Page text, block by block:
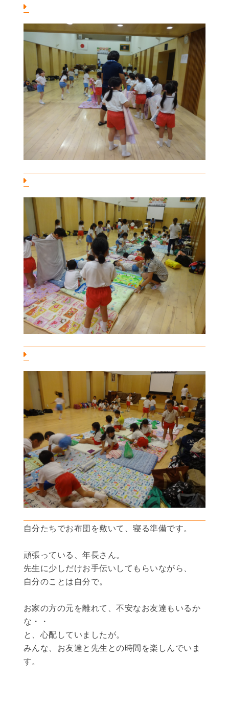
自分たちでお布団を敷いて、寝る準備です。
頑張っている、年長さん。
先生に少しだけお手伝いしてもらいながら、
自分のことは自分で。
お家の方の元を離れて、不安なお友達もいるか
な・・
と、心配していましたが。
みんな、お友達と先生との時間を楽しんでいま
す。